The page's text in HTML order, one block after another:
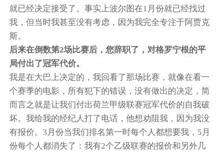
就已经决定接受了。事实上波尔图在1月份就已经找过
我，但当时我甚至没有考虑，因为我完全专注于阿贾克
斯。
后来在倒数第2场比赛后，您辞职了，对格罗宁根的平
局付出了冠军代价。
我是在大巴上决定的，我回看了那场比赛，就像在看一
个赛季的电影，所有犯下的错误，没有做出的决定，简
而言之就是让我们付出荷兰甲级联赛冠军代价的自我破
坏。我给我的经纪人打了电话，他想劝阻我，因为我没
有报价。3月份当我们排名第一时每个人都想要我，5月
份每个人都消失了：我有2个乙级联赛的报价和另外几